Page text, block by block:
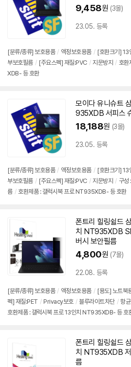
9,458원 (3몰)
23.05. 등록
[분류/종류] 보호용품 / 액정보호용품 / [호환크기] 13
부보호필름 / [주요스펙] 재질:PVC / 지문방지 / 호환
XDB- 등 호환
모이다 유니슈트
935XDB 서피스
18,188원 (3몰)
23.05. 등록
[분류/종류] 보호용품 / 액정보호용품 / [호환크기] 13
부보호필름 / [주요스펙] 재질:PVC / 지문방지 / 구성
름 / 호환제품 : 갤럭시북 프로 NT935XDB- 등 호환
폰트리 힐링쉴드
치 NT935XDB
버시 보안필름
4,800원 (7몰)
22.08. 등록
[분류/종류] 보호용품 / 액정보호용품 / [용도] 노트북
펙] 재질:PET / Privacy보호 / 블루라이트차단 / 항
호환제품 : 갤럭시북 프로 13인치 NT935XDB- 등 호
폰트리 힐링쉴드
치 NT935XDB
름